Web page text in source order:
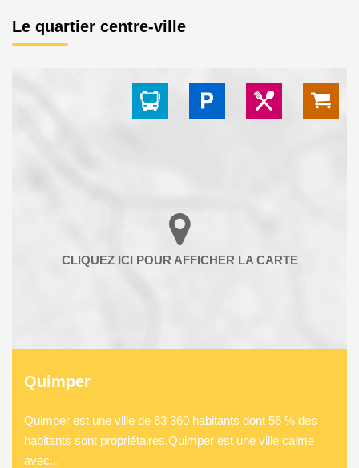
Le quartier centre-ville
Quimper
Quimper est une ville de 63 360 habitants dont 56 % des
habitants sont propriétaires.Quimper est une ville calme
avec...